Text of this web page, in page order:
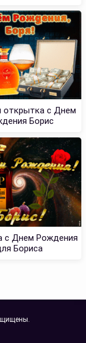
открытка с Днем
Борис
с Днем Рождения
Бориса